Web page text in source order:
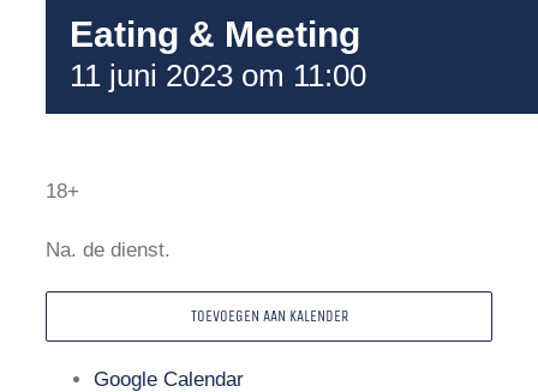
Eating & Meeting
11 juni 2023 om 11:00
18+
Na. de dienst.
TOEVOEGEN AAN KALENDER
Google Calendar